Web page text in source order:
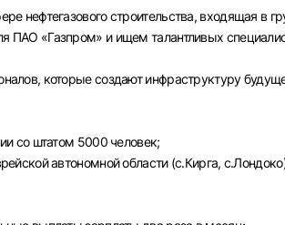
нефтегазового строительства, входящая в
«Газпром» и ищем талантливых
которые создают инфраструктуру
со штатом 5000 человек;
автономной области (с.Кирга,